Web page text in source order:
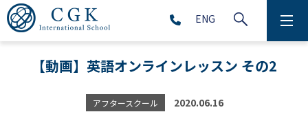
ENG
CGKについて
【動画】英語オンラインレッスン その2
アフタースクール 2020.06.16